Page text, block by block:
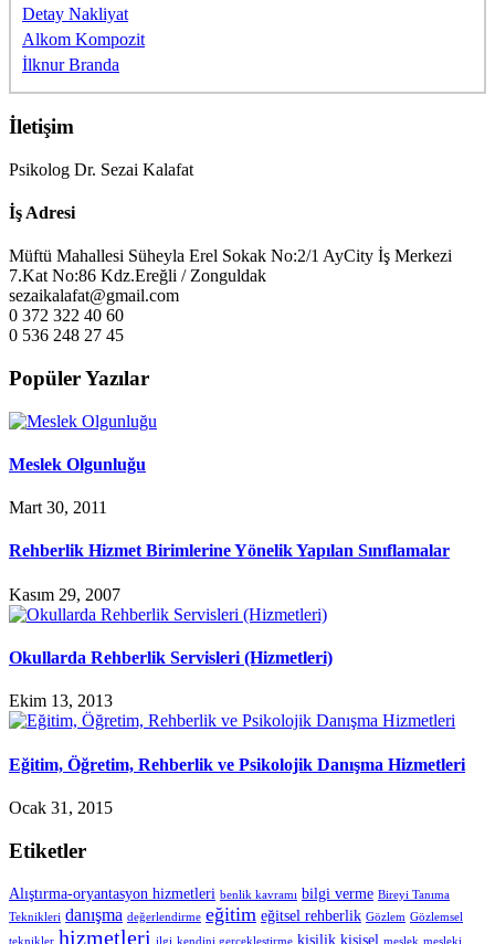
Detay Nakliyat
Alkom Kompozit
İlknur Branda
İletişim
Psikolog Dr. Sezai Kalafat
İş Adresi
Müftü Mahallesi Süheyla Erel Sokak No:2/1 AyCity İş Merkezi
7.Kat No:86 Kdz.Ereğli / Zonguldak
sezaikalafat@gmail.com
0 372 322 40 60
0 536 248 27 45
Popüler Yazılar
Meslek Olgunluğu
Mart 30, 2011
Rehberlik Hizmet Birimlerine Yönelik Yapılan Sınıflamalar
Kasım 29, 2007
Okullarda Rehberlik Servisleri (Hizmetleri)
Ekim 13, 2013
Eğitim, Öğretim, Rehberlik ve Psikolojik Danışma Hizmetleri
Ocak 31, 2015
Etiketler
Alıştırma-oryantasyon hizmetleri benlik kavramı bilgi verme Bireyi Tanıma
Teknikleri danışma değerlendirme eğitim eğitsel rehberlik Gözlem Gözlemsel
teknikler hizmetleri ilgi kendini gerçekleştirme kişilik kişisel meslek mesleki